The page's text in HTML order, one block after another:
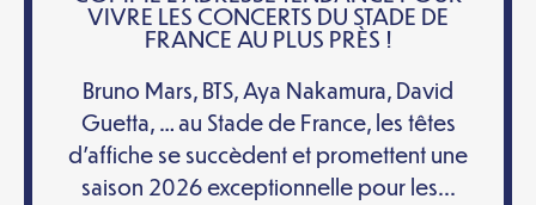
VIVRE LES CONCERTS DU STADE DE
FRANCE AU PLUS PRÈS !
Bruno Mars, BTS, Aya Nakamura, David
Guetta, … au Stade de France, les têtes
d’affiche se succèdent et promettent une
saison 2026 exceptionnelle pour les...